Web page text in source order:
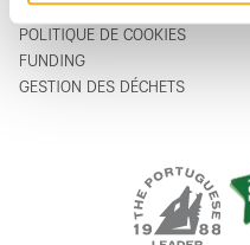
POLITIQUE DE CONFIDENTIALITÉ
POLITIQUE DE COOKIES
FUNDING
GESTION DES DÉCHETS